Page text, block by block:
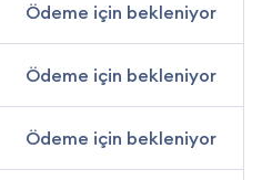
Ödeme için bekleniyor
Ödeme için bekleniyor
Ödeme için bekleniyor